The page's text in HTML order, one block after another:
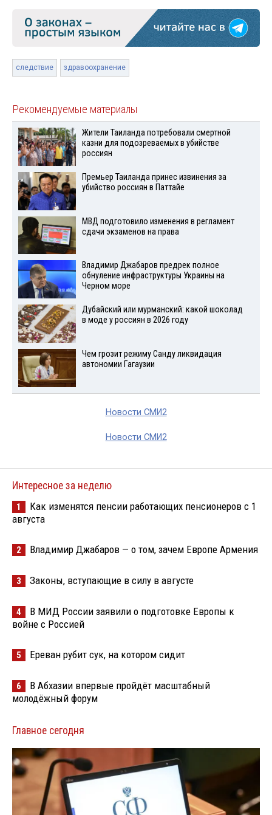
следствие здравоохранение
Рекомендуемые материалы
Жители Таиланда потребовали смертной
казни для подозреваемых в убийстве
россиян
Премьер Таиланда принес извинения за
убийство россиян в Паттайе
МВД подготовило изменения в регламент
сдачи экзаменов на права
Владимир Джабаров предрек полное
обнуление инфраструктуры Украины на
Черном море
Дубайский или мурманский: какой шоколад
в моде у россиян в 2026 году
Чем грозит режиму Санду ликвидация
автономии Гагаузии
Новости СМИ2
Новости СМИ2
Интересное за неделю
1
Как изменятся пенсии работающих пенсионеров с 1
августа
2 Владимир Джабаров — о том, зачем Европе Армения
3 Законы, вступающие в силу в августе
4
В МИД России заявили о подготовке Европы к
войне с Россией
5 Ереван рубит сук, на котором сидит
6
В Абхазии впервые пройдёт масштабный
молодёжный форум
Главное сегодня